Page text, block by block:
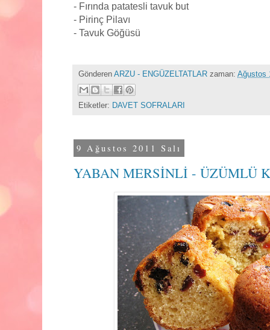
- Fırında patatesli tavuk but
- Pirinç Pilavı
- Tavuk Göğüsü
Gönderen ARZU - ENGÜZELTATLAR zaman: Ağustos
Etiketler: DAVET SOFRALARI
9 Ağustos 2011 Salı
YABAN MERSİNLİ - ÜZÜMLÜ